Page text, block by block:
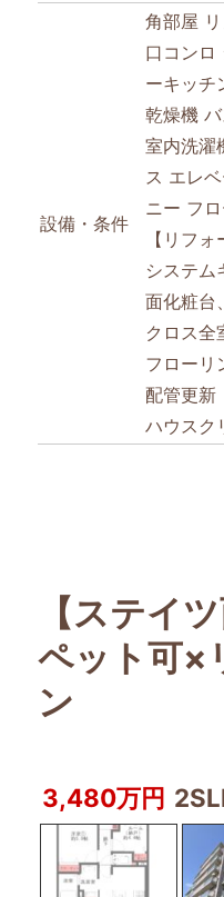
設備・条件
角部屋
口コンロ
ーキッチ
乾燥機
室内洗濯
ス エレ
ニー フ
【リフォ
システム
面化粧台
クロス全
フローリ
配管更新
ハウスク
【ステイ
ペット可×
ン
3,480万円